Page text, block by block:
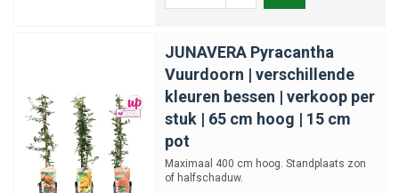
JUNAVERA Pyracantha
Vuurdoorn | verschillende
kleuren bessen | verkoop per
stuk | 65 cm hoog | 15 cm
pot
Maximaal 400 cm hoog. Standplaats zon
of halfschaduw.